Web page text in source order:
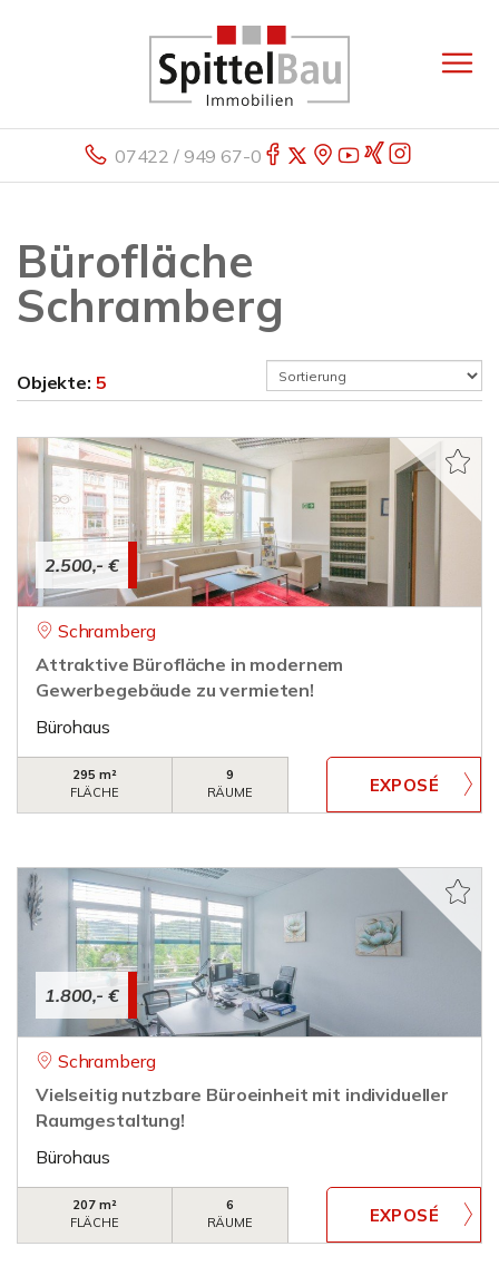
07422 / 949 67-0
Bürofläche
Schramberg
Objekte: 5
2.500,- €
Schramberg
Attraktive Bürofläche in modernem
Gewerbegebäude zu vermieten!
Bürohaus
295 m²
FLÄCHE
9
RÄUME
1.800,- €
Schramberg
Vielseitig nutzbare Büroeinheit mit individueller
Raumgestaltung!
Bürohaus
207 m²
FLÄCHE
6
RÄUME